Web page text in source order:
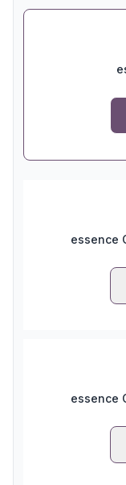
essence
essence